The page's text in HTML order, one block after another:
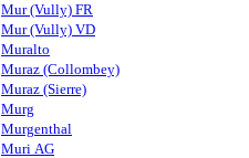
Mur (Vully) FR
Mur (Vully) VD
Muralto
Muraz (Collombey)
Muraz (Sierre)
Murg
Murgenthal
Muri AG